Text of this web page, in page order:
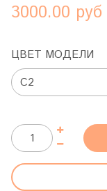
3000.00 руб
ЦВЕТ МОДЕЛИ